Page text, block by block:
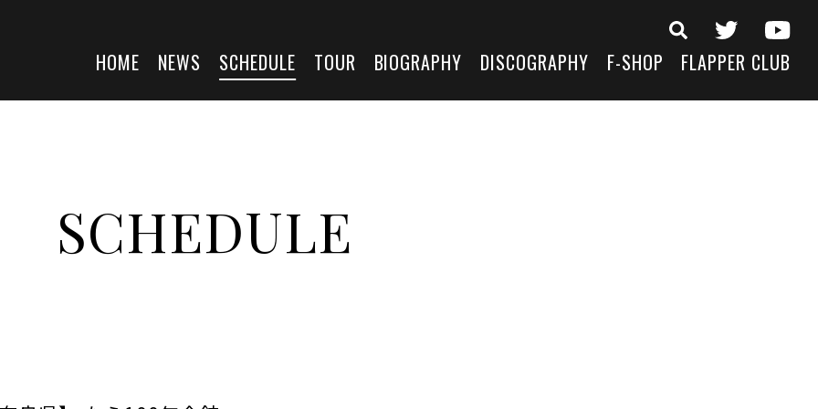
HOME NEWS SCHEDULE TOUR BIOGRAPHY DISCOGRAPHY F-SHOP FLAPPER CLUB
SCHEDULE